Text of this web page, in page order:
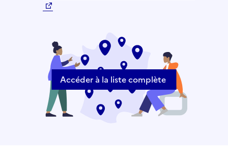
Accéder à la liste complète